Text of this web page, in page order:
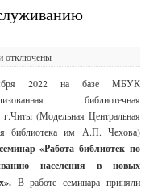
отключены
2022 на базе МБУК
библиотечная
г.Читы (Модельная Центральная
библиотека им А.П. Чехова)
семинар «Работа библиотек по
населения в новых
В работе семинара приняли